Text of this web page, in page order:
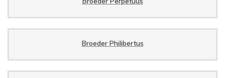
Broeder Philibertus